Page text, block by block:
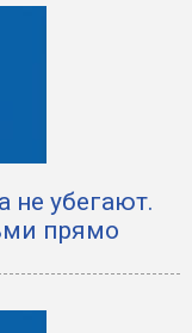
не убегают.
прямо